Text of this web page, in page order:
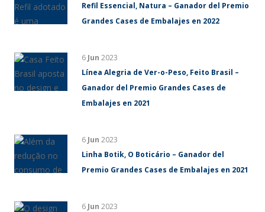
Refil Essencial, Natura – Ganador del Premio
Grandes Cases de Embalajes en 2022
6 Jun 2023
Línea Alegria de Ver-o-Peso, Feito Brasil –
Ganador del Premio Grandes Cases de
Embalajes en 2021
6 Jun 2023
Linha Botik, O Boticário – Ganador del
Premio Grandes Cases de Embalajes en 2021
6 Jun 2023